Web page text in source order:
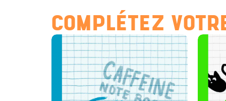
COMPLÉTEZ